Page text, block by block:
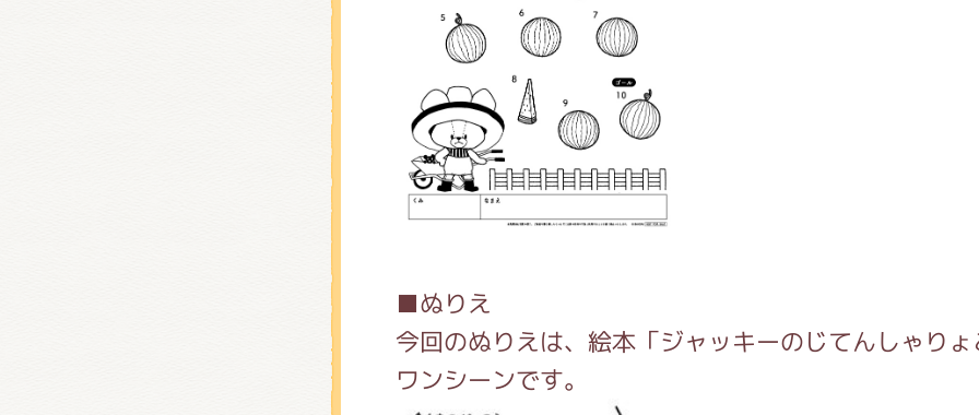
■ぬりえ
今回のぬりえは、絵本「ジャッキーのじてんしゃり
ワンシーンです。
くまのがっこう 家庭科部